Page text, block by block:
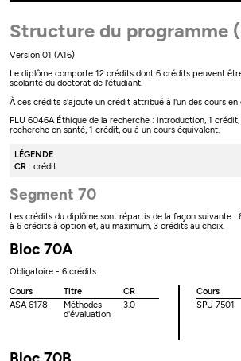
Structure du programme
Version 01 (A16)
Le diplôme comporte 12 crédits dont 6 crédits peuvent
scolarité du doctorat de l'étudiant.
À ces crédits s'ajoute un crédit attribué à l'un des cours en
PLU 6046A Éthique de la recherche : introduction, 1
recherche en santé, 1 crédit, ou à un cours équivalent.
LÉGENDE
CR : crédit
Segment 70
Les crédits du diplôme sont répartis de la façon suivante :
à 6 crédits à option et, au maximum, 3 crédits au choix.
Bloc 70A
Obligatoire - 6 crédits.
Cours
Titre
CR
ASA 6178
Méthodes
d'évaluation
3.0
Cours
SPU 7501